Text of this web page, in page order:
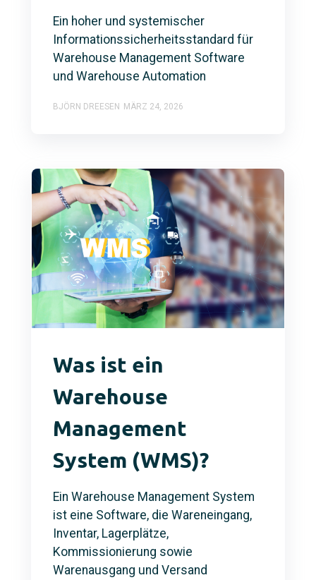
Ein hoher und systemischer
Informationssicherheitsstandard für
Warehouse Management Software
und Warehouse Automation
BJÖRN DREESEN MÄRZ 24, 2026
Was ist ein
Warehouse
Management
System (WMS)?
Ein Warehouse Management System
ist eine Software, die Wareneingang,
Inventar, Lagerplätze,
Kommissionierung sowie
Warenausgang und Versand